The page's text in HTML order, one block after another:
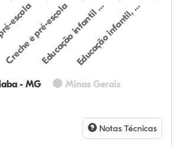
- MG
Minas Gerais
Creche e pré-escolaEducação infantil …
Educação infantil, …
Notas Técnicas